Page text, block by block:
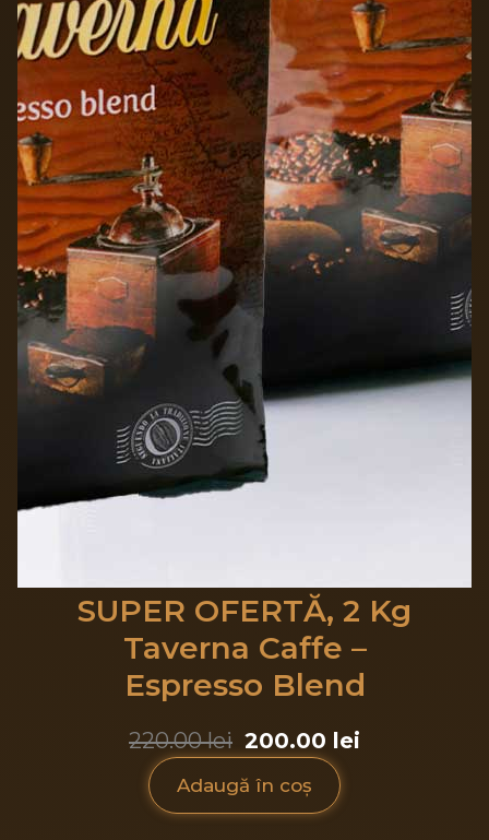
SUPER OFERTĂ, 2 Kg
Taverna Caffe –
Espresso Blend
220.00 lei 200.00 lei
Adaugă în coș